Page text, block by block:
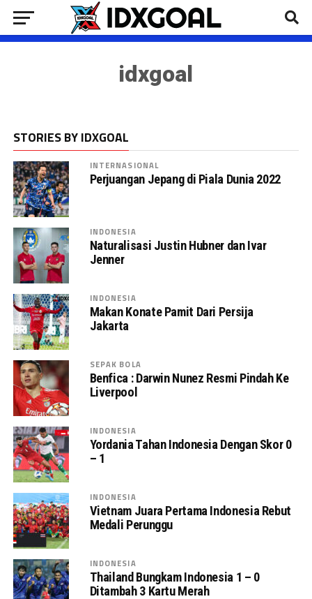
idxgoal
STORIES BY IDXGOAL
INTERNASIONAL
Perjuangan Jepang di Piala Dunia 2022
INDONESIA
Naturalisasi Justin Hubner dan Ivar
Jenner
INDONESIA
Makan Konate Pamit Dari Persija
Jakarta
SEPAK BOLA
Benfica : Darwin Nunez Resmi Pindah Ke
Liverpool
INDONESIA
Yordania Tahan Indonesia Dengan Skor 0
– 1
INDONESIA
Vietnam Juara Pertama Indonesia Rebut
Medali Perunggu
INDONESIA
Thailand Bungkam Indonesia 1 – 0
Ditambah 3 Kartu Merah